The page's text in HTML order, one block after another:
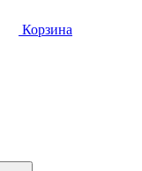
Корзина